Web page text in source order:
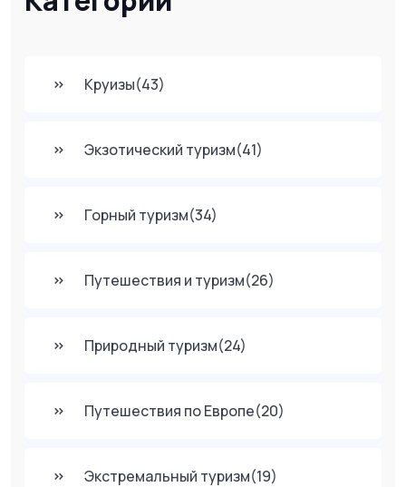
Круизы(43)
Экзотический туризм(41)
Горный туризм(34)
Путешествия и туризм(26)
Природный туризм(24)
Путешествия по Европе(20)
Экстремальный туризм(19)